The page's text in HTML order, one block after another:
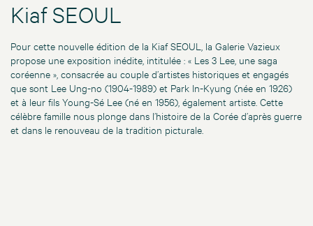
Kiaf SEOUL
Pour cette nouvelle édition de la Kiaf SEOUL, la Galerie Vazieux
propose une exposition inédite, intitulée : « Les 3 Lee, une saga
coréenne », consacrée au couple d’artistes historiques et engagés
que sont Lee Ung-no (1904-1989) et Park In-Kyung (née en 1926)
et à leur fils Young-Sé Lee (né en 1956), également artiste. Cette
célèbre famille nous plonge dans l’histoire de la Corée d’après guerre
et dans le renouveau de la tradition picturale.